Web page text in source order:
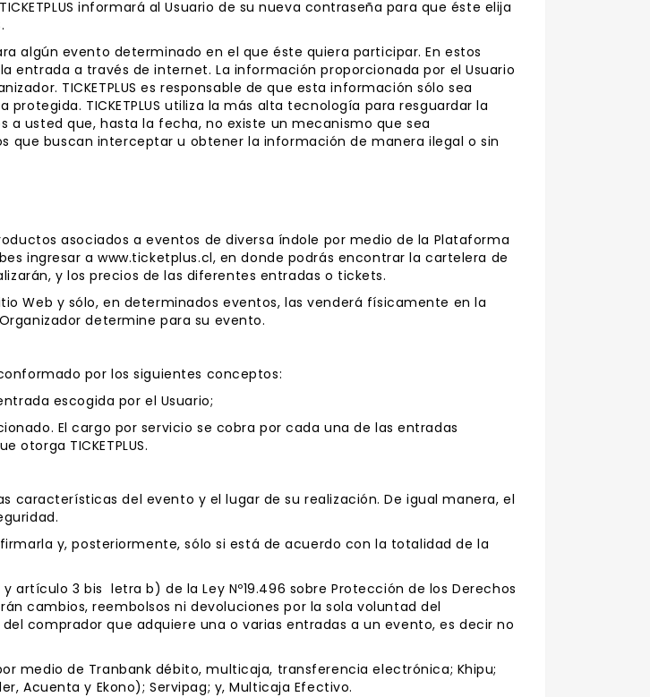
informará al Usuario de su nueva contraseña para que éste elija
algún evento determinado en el que éste quiera participar. En estos
a través de internet. La información proporcionada por el Usuario
TICKETPLUS es responsable de que esta información sólo sea
TICKETPLUS utiliza la más alta tecnología para resguardar la
a usted que, hasta la fecha, no existe un mecanismo que sea
buscan interceptar u obtener la información de manera ilegal o sin
asociados a eventos de diversa índole por medio de la Plataforma
ingresar a www.ticketplus.cl, en donde podrás encontrar la cartelera de
y los precios de las diferentes entradas o tickets.
Web y sólo, en determinados eventos, las venderá físicamente en la
determine para su evento.
por los siguientes conceptos:
escogida por el Usuario;
El cargo por servicio se cobra por cada una de las entradas
TICKETPLUS.
características del evento y el lugar de su realización. De igual manera, el
y, posteriormente, sólo si está de acuerdo con la totalidad de la
artículo 3 bis letra b) de la Ley Nº19.496 sobre Protección de los Derechos
cambios, reembolsos ni devoluciones por la sola voluntad del
comprador que adquiere una o varias entradas a un evento, es decir no
medio de Tranbank débito, multicaja, transferencia electrónica; Khipu;
Acuenta y Ekono); Servipag; y, Multicaja Efectivo.